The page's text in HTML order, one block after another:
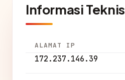
Informasi Teknis
ALAMAT IP
172.237.146.39